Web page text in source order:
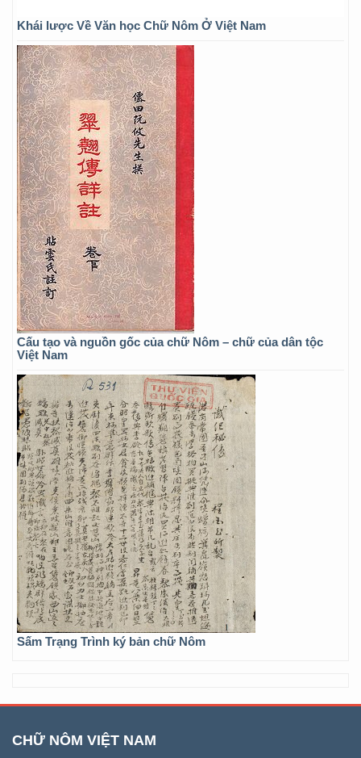
Khái lược Về Văn học Chữ Nôm Ở Việt Nam
Cấu tạo và nguồn gốc của chữ Nôm – chữ của dân tộc
Việt Nam
Sấm Trạng Trình ký bản chữ Nôm
CHỮ NÔM VIỆT NAM